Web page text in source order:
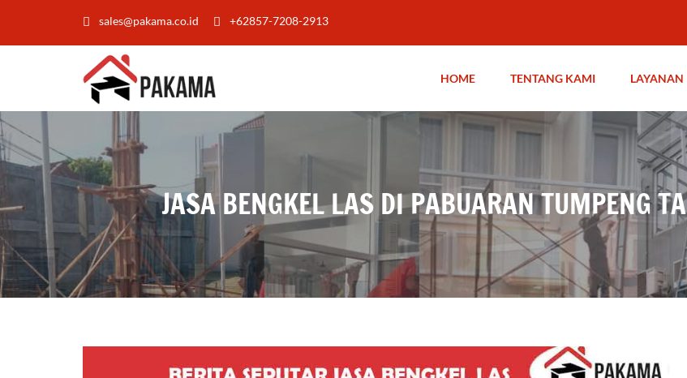
sales@pakama.co.id +62857-7208-2913
HOME TENTANG KAMI LAYANAN
JASA BENGKEL LAS DI PABUARAN TUMPENG